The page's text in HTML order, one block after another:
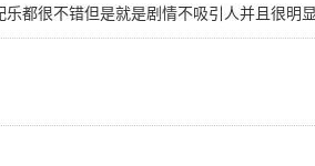
都很不错但是就是剧情不吸引人并且很明